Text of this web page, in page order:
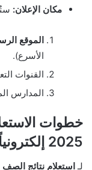
مكان الإعلان:
الموقع
الأسرع).
القنوات
المدارس
خطوات
2025 إلكترونياً
لـاستعلام نتائج الصف